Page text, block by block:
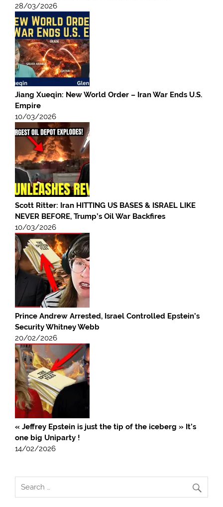
28/03/2026
Jiang Xueqin: New World Order – Iran War Ends U.S.
Empire
10/03/2026
Scott Ritter: Iran HITTING US BASES & ISRAEL LIKE
NEVER BEFORE, Trump’s Oil War Backfires
10/03/2026
Prince Andrew Arrested, Israel Controlled Epstein’s
Security Whitney Webb
20/02/2026
« Jeffrey Epstein is just the tip of the iceberg » It’s
one big Uniparty !
14/02/2026